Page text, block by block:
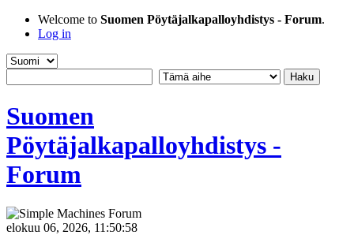
Welcome to Suomen Pöytäjalkapalloyhdistys - Forum.
Log in
Suomen
Pöytäjalkapalloyhdistys -
Forum
elokuu 06, 2026, 11:50:58